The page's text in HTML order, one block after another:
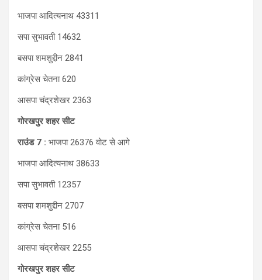
भाजपा आदित्यनाथ 43311
सपा सुभावती 14632
बसपा शमशुद्दीन 2841
कांग्रेस चेतना 620
आसपा चंद्रशेखर 2363
गोरखपुर शहर सीट
राउंड 7 : भाजपा 26376 वोट से आगे
भाजपा आदित्यनाथ 38633
सपा सुभावती 12357
बसपा शमशुद्दीन 2707
कांग्रेस चेतना 516
आसपा चंद्रशेखर 2255
गोरखपुर शहर सीट